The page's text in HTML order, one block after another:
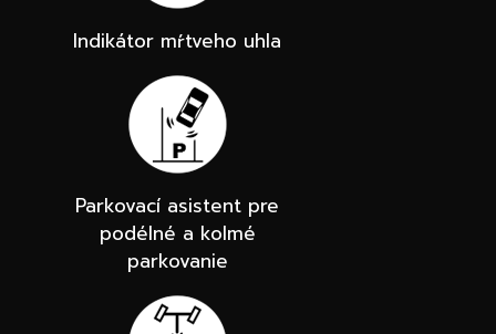
Indikátor mŕtveho uhla
Parkovací asistent pre
podélné a kolmé
parkovanie